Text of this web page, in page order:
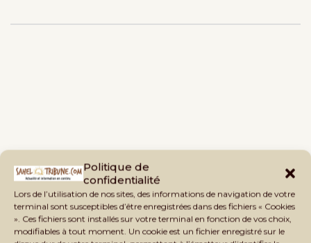
Politique de
confidentialité
Lors de l’utilisation de nos sites, des informations de navigation de votre
terminal sont susceptibles d’être enregistrées dans des fichiers « Cookies
». Ces fichiers sont installés sur votre terminal en fonction de vos choix,
modifiables à tout moment. Un cookie est un fichier enregistré sur le